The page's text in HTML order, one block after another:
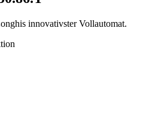
innovativster Vollautomat.